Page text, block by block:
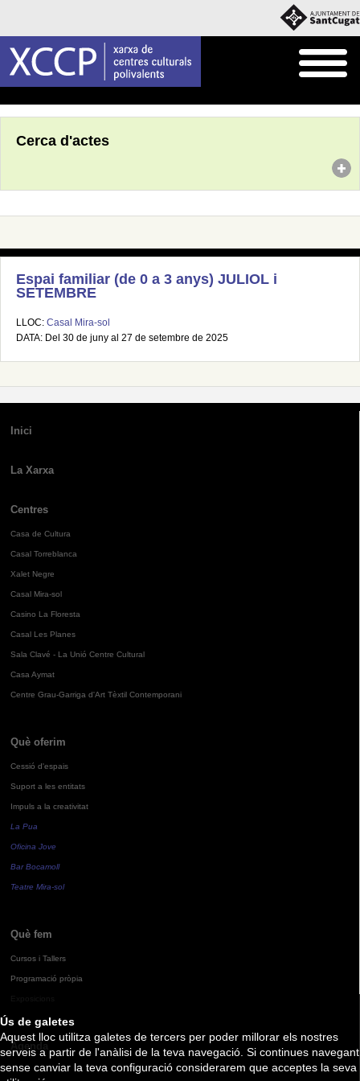
Ús de galetes
Aquest lloc utilitza galetes de tercers per poder millorar els nostres
serveis a partir de l'anàlisi de la teva navegació. Si continues navegant
sense canviar la teva configuració considerarem que acceptes la seva
Cerca d'actes
Espai familiar (de 0 a 3 anys) JULIOL i
SETEMBRE
LLOC: Casal Mira-sol
DATA: Del 30 de juny al 27 de setembre de 2025
Inici
La Xarxa
Centres
Casa de Cultura
Casal Torreblanca
Xalet Negre
Casal Mira-sol
Casino La Floresta
Casal Les Planes
Sala Clavé - La Unió Centre Cultural
Casa Aymat
Centre Grau-Garriga d'Art Tèxtil Contemporani
Què oferim
Cessió d'espais
Suport a les entitats
Impuls a la creativitat
La Pua
Oficina Jove
Bar Bocamoll
Teatre Mira-sol
Què fem
Cursos i Tallers
Programació pròpia
Agenda